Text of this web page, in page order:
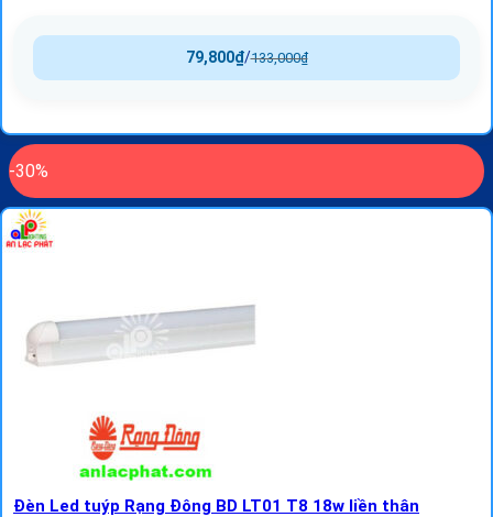
133,000₫
/
79,800₫
-30%
Đèn Led tuýp Rạng Đông BD LT01 T8 18w liền thân